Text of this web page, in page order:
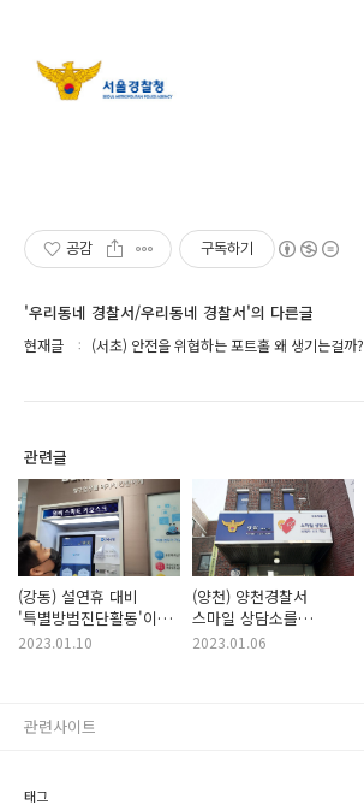
공감 구독하기
'우리동네 경찰서/우리동네 경찰서'의 다른글
현재글 (서초) 안전을 위협하는 포트홀 왜 생기는걸까?
관련글
(강동) 설연휴 대비
'특별방범진단활동'이
시작되었습니다!
2023.01.10
(양천) 양천경찰서
스마일 상담소를
개소하였습니다!
2023.01.06
태그
관련사이트